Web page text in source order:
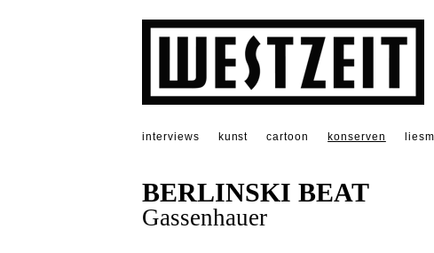
interviews kunst cartoon konserven
BERLINSKI BEAT
Gassenhauer